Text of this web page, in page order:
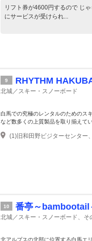
リフト券が4600円するので じ
にサービスが受けられ...
9 RHYTHM
北城／スキー・スノーボード
白馬での究極のレンタルのためのス
など数多くの上質製品を取り揃えて
(1)旧和田野ビジターセンター
10 番亭～bambootail
北城／スキー・スノーボード、そ
北アルプスの北部に位置する白馬エ